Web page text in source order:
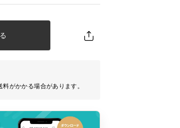
がかかる場合があります。